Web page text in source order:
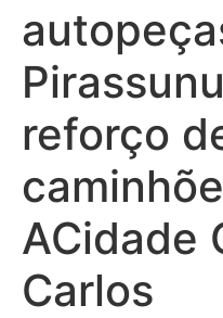
reforço
ACidade
Carlos